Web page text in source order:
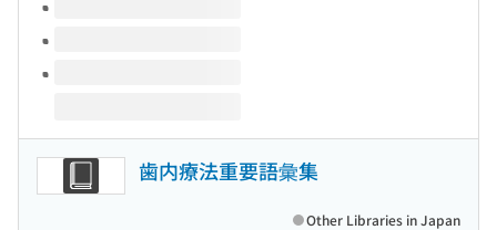
歯内療法重要語彙集
Other Libraries in Japan